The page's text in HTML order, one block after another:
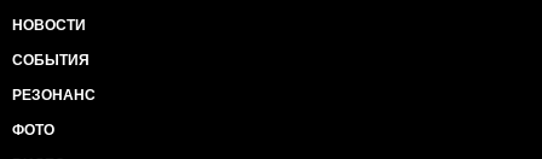
НОВОСТИ
СОБЫТИЯ
РЕЗОНАНС
ФОТО